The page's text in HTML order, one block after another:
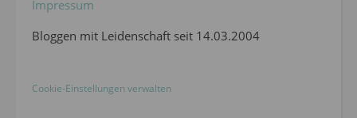
Impressum
Bloggen mit Leidenschaft seit 14.03.2004
Cookie-Einstellungen verwalten